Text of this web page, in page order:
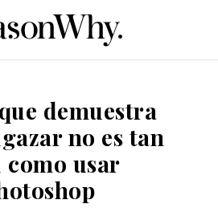
demuestra
no es tan
usar